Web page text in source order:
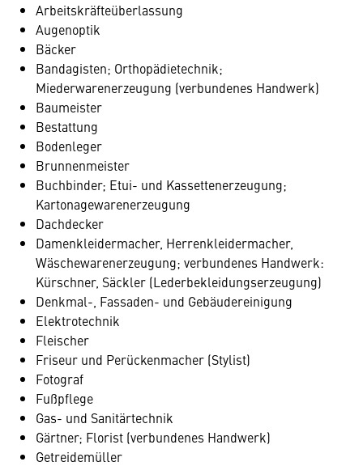
Arbeitskräfteüberlassung
Augenoptik
Bäcker
Bandagisten; Orthopädietechnik;
Miederwarenerzeugung (verbundenes Handwerk)
Baumeister
Bestattung
Bodenleger
Brunnenmeister
Buchbinder; Etui- und Kassettenerzeugung;
Kartonagewarenerzeugung
Dachdecker
Damenkleidermacher, Herrenkleidermacher,
Wäschewarenerzeugung; verbundenes Handwerk:
Kürschner, Säckler (Lederbekleidungserzeugung)
Denkmal-, Fassaden- und Gebäudereinigung
Elektrotechnik
Fleischer
Friseur und Perückenmacher (Stylist)
Fotograf
Fußpflege
Gas- und Sanitärtechnik
Gärtner; Florist (verbundenes Handwerk)
Getreidemüller